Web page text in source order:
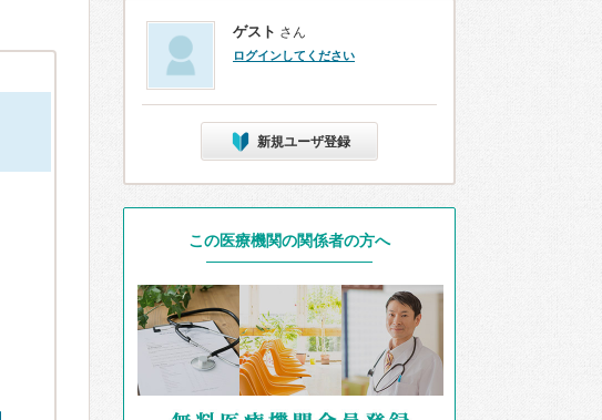
ゲスト さん
ログインしてください
新規ユーザ登録
この医療機関の関係者の方へ